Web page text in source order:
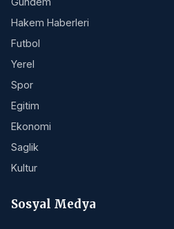
Hakem Haberleri
Futbol
Yerel
Spor
Egitim
Ekonomi
Saglik
Kultur
Sosyal Medya